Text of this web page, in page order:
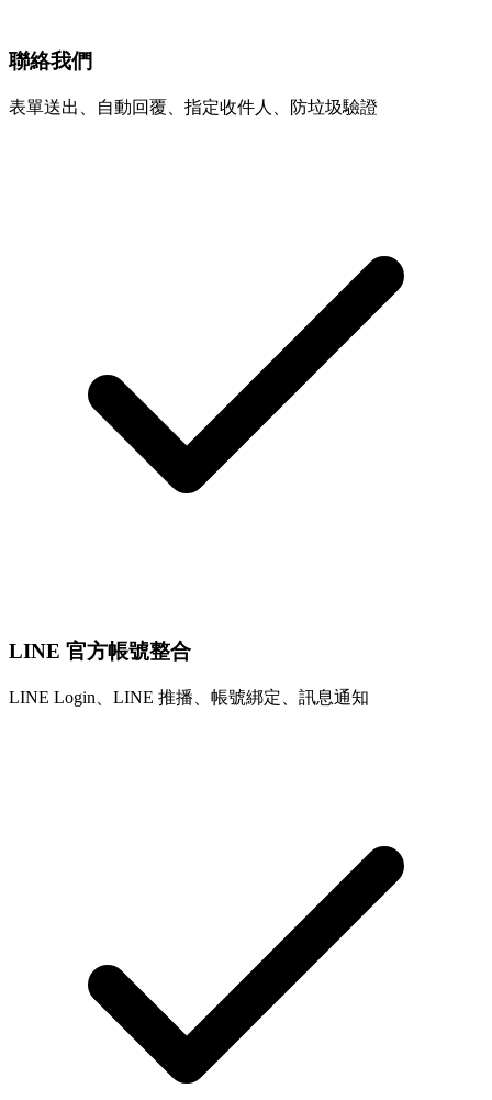
聯絡我們
表單送出、自動回覆、指定收件人、防垃圾驗證
LINE 官方帳號整合
LINE Login、LINE 推播、帳號綁定、訊息通知